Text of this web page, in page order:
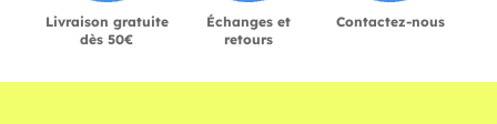
Livraison gratuite
dès 50€
Échanges et
retours
Contactez-nous